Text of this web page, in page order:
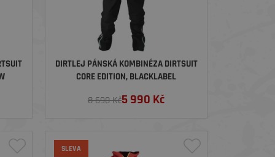
DIRTLEJ PÁNSKÁ KOMBINÉZA DIRTSUIT
CORE EDITION, BLACKLABEL
8 690 Kč5 990 Kč
SLEVA